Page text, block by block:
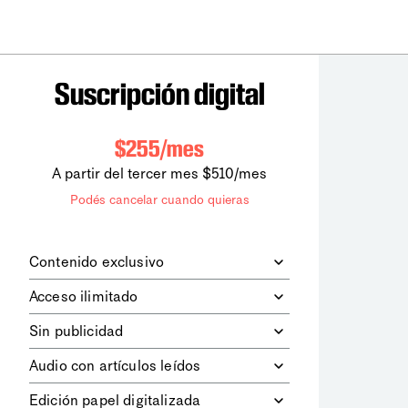
Suscripción digital
$255/mes
A partir del tercer mes $510/mes
Podés cancelar cuando quieras
Contenido exclusivo
digitales dela diaria
los contenidos de Le Monde
diplomatique.
Acceso ilimitado
contenidos.
Sin publicidad
publicitarios.
Audio con artículos leídos
Edición papel digitalizada